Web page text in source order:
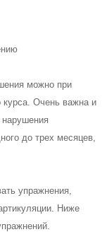
можно при
курса. Очень важна и
нарушения
до трех месяцев,
упражнения,
Ниже